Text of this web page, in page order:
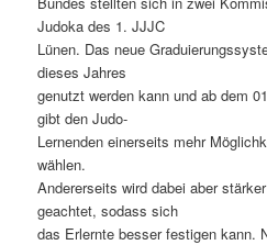
Judoka des 1. JJJC
Lünen. Das neue
dieses Jahres
genutzt werden kann und ab dem
gibt den Judo-
Lernenden einerseits mehr
wählen.
Andererseits wird dabei aber
geachtet, sodass sich
das Erlernte besser festigen kann.